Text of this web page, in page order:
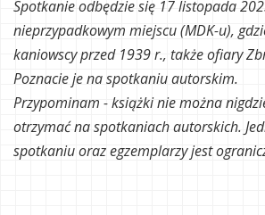
Spotkanie odbędzie się 17 listopada
nieprzypadkowym miejscu (MDK-u),
kaniowscy przed 1939 r., także ofiary
Poznacie je na spotkaniu autorskim.
Przypominam - książki nie można
otrzymać na spotkaniach autorskich.
spotkaniu oraz egzemplarzy jest